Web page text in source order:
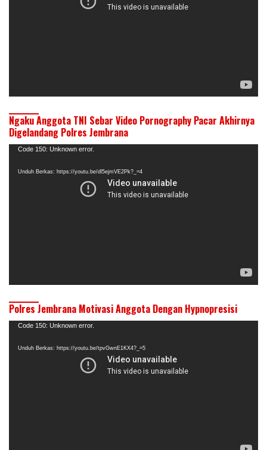
Ngaku Anggota TNI Sebar Video Pornography Pacar Akhirnya
Digelandang Polres Jembrana
Pemutar
Code 150: Unknown error.
Unduh Berkas: https://youtu.be/dl5ejmVE2Pk?_=4
Polres Jembrana Motivasi Anggota Dengan Hypnopresisi
Pemutar
Code 150: Unknown error.
Unduh Berkas: https://youtu.be/tpvGwnE1KX4?_=5